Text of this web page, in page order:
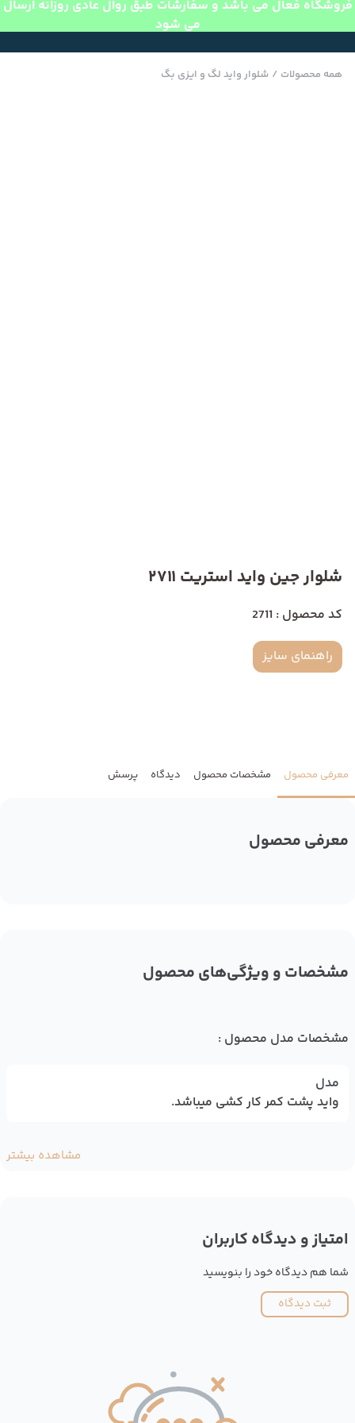
فروشگاه فعال می باشد و سفارشات طبق روال عادی روزانه ارسال
می شود
همه محصولات / شلوار واید لگ و ایزی بگ
شلوار جین واید استریت 2711
کد محصول : 2711
راهنمای سایز
معرفی محصول مشخصات محصول دیدگاه پرسش
معرفی محصول
مشخصات و ویژگی‌های محصول
مشخصات مدل محصول :
مدل
واید پشت کمر کار کشی میباشد.
مشاهده بیشتر
امتیاز و دیدگاه کاربران
شما هم دیدگاه خود را بنویسید
ثبت دیدگاه